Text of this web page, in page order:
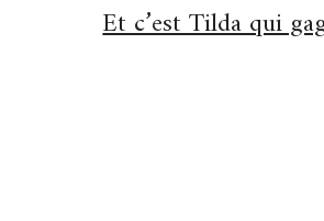
Et c’est Tilda qui